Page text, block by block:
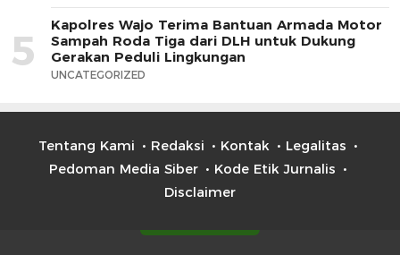
5
Kapolres Wajo Terima Bantuan Armada Motor
Sampah Roda Tiga dari DLH untuk Dukung
Gerakan Peduli Lingkungan
UNCATEGORIZED
Tentang Kami Redaksi Kontak
Legalitas
Pedoman Media Siber
Kode Etik Jurnalis
Disclaimer